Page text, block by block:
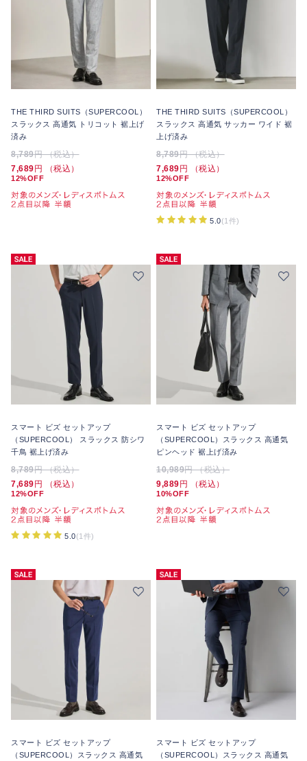
THE THIRD SUITS（SUPERCOOL）
スラックス 高通気 トリコット 裾上げ
済み
8,789円 （税込）
7,689円 （税込）
12%OFF
THE THIRD SUITS（SUPERCOOL）
スラックス 高通気 サッカー ワイド 裾
上げ済み
8,789円 （税込）
7,689円 （税込）
12%OFF
5.0(1件)
スマート ビズ セットアップ
（SUPERCOOL） スラックス 防シワ
千鳥 裾上げ済み
8,789円 （税込）
7,689円 （税込）
12%OFF
5.0(1件)
スマート ビズ セットアップ
（SUPERCOOL）スラックス 高通気
ピンヘッド 裾上げ済み
10,989円 （税込）
9,889円 （税込）
10%OFF
スマート ビズ セットアップ
（SUPERCOOL）スラックス 高通気
スマート ビズ セットアップ
（SUPERCOOL）スラックス 高通気